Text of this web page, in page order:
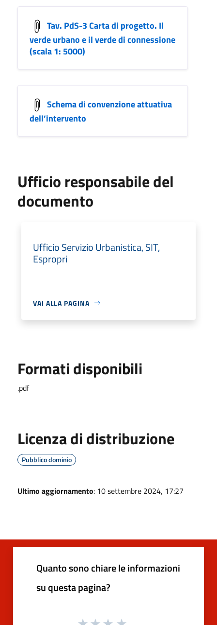
Tav. PdS-3 Carta di progetto. Il
verde urbano e il verde di connessione
(scala 1: 5000)
Schema di convenzione attuativa
dell’intervento
Ufficio responsabile del
documento
Ufficio Servizio Urbanistica, SIT,
Espropri
VAI ALLA PAGINA
Formati disponibili
.pdf
Licenza di distribuzione
Pubblico dominio
Ultimo aggiornamento: 10 settembre 2024, 17:27
Quanto sono chiare le informazioni
su questa pagina?